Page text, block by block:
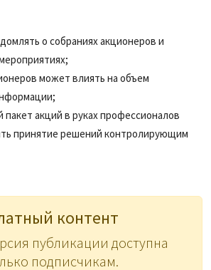
о собраниях акционеров и
может влиять на объем
акций в руках профессионалов
принятие решений контролирующим
контент
публикации доступна
подписчикам.